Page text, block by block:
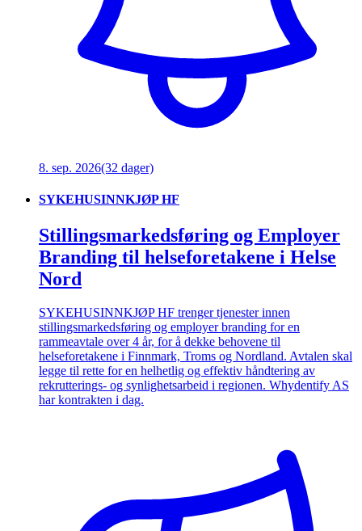
8. sep. 2026(32 dager)
SYKEHUSINNKJØP HF
Stillingsmarkedsføring og Employer
Branding til helseforetakene i Helse
Nord
SYKEHUSINNKJØP HF trenger tjenester innen
stillingsmarkedsføring og employer branding for en
rammeavtale over 4 år, for å dekke behovene til
helseforetakene i Finnmark, Troms og Nordland. Avtalen skal
legge til rette for en helhetlig og effektiv håndtering av
rekrutterings- og synlighetsarbeid i regionen. Whydentify AS
har kontrakten i dag.